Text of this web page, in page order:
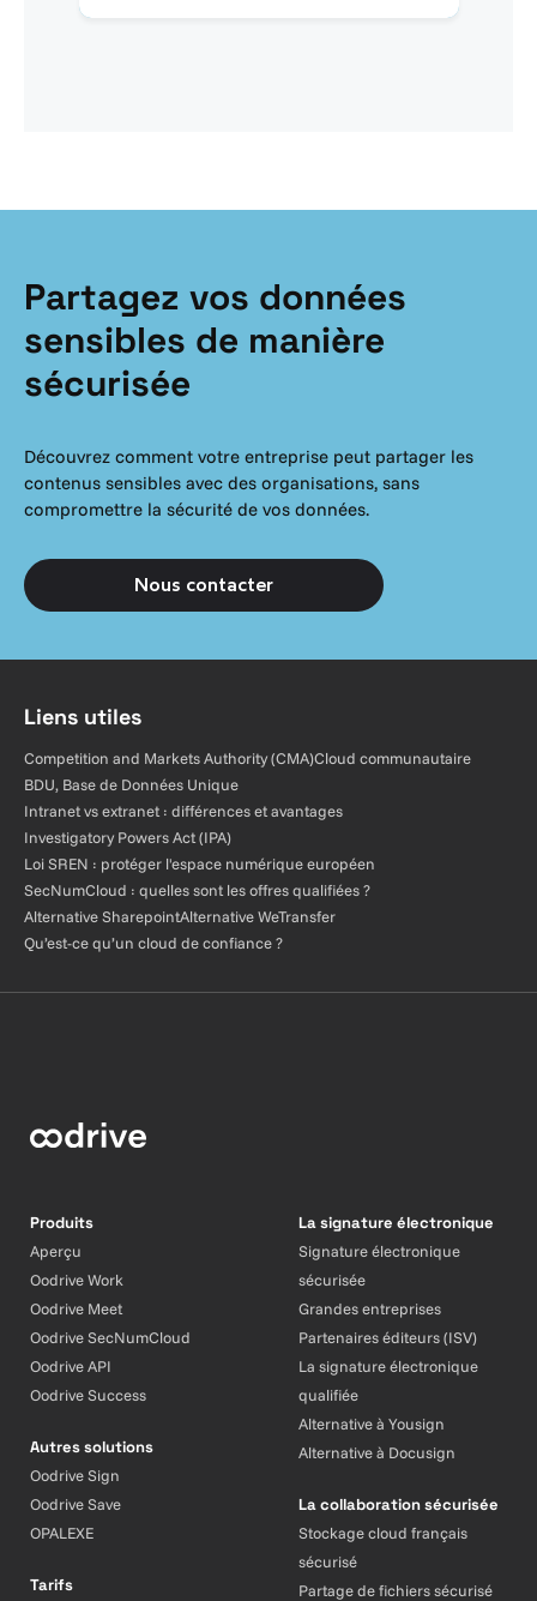
Partagez vos données
sensibles de manière
sécurisée
Découvrez comment votre entreprise peut partager les
contenus sensibles avec des organisations, sans
compromettre la sécurité de vos données.
Nous contacter
Liens utiles
Competition and Markets Authority (CMA)Cloud communautaire
BDU, Base de Données Unique
Intranet vs extranet : différences et avantages
Investigatory Powers Act (IPA)
Loi SREN : protéger l'espace numérique européen
SecNumCloud : quelles sont les offres qualifiées ?
Alternative SharepointAlternative WeTransfer
Qu’est-ce qu’un cloud de confiance ?
Produits
Aperçu
Oodrive Work
Oodrive Meet
Oodrive SecNumCloud
Oodrive API
Oodrive Success
Autres solutions
Oodrive Sign
Oodrive Save
OPALEXE
Tarifs
La signature électronique
Signature électronique
sécurisée
Grandes entreprises
Partenaires éditeurs (ISV)
La signature électronique
qualifiée
Alternative à Yousign
Alternative à Docusign
La collaboration sécurisée
Stockage cloud français
sécurisé
Partage de fichiers sécurisé